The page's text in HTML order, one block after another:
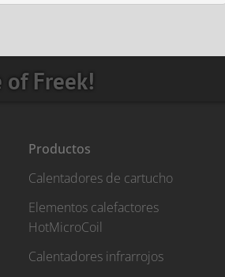
of Freek!
Productos
Calentadores de cartucho
Elementos calefactores
HotMicroCoil
Calentadores infrarrojos